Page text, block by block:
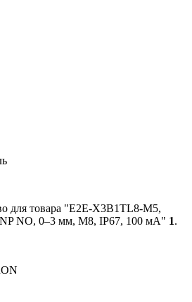
для товара "E2E-X3B1TL8-M5,
NO, 0–3 мм, М8, IP67, 100 мА" 1.